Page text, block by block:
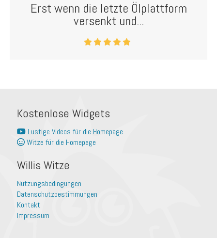
Erst wenn die letzte Ölplattform
versenkt und...
Kostenlose Widgets
Lustige Videos für die Homepage
Witze für die Homepage
Willis Witze
Nutzungsbedingungen
Datenschutzbestimmungen
Kontakt
Impressum